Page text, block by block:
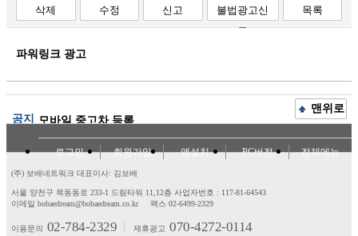
삭제 수정 신고
불법광고신
고
목록
파워링크 광고
공지 모바일 중고차 등록
맨위로
로그인 회원가입 앱설치 PC버전 전체메뉴
(주) 보배네트워크 대표이사: 김보배
서울 양천구 목동동로 233-1 드림타워 11,12층 사업자번호 : 117-81-64543
이메일 bobaedream@bobaedream.co.kr
팩스 02-6499-2329
이용문의 02-784-2329 제휴광고 070-4272-0114